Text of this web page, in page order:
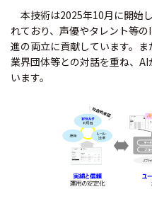
本技術は2025年10月に開始
れており、声優やタレント等
進の両立に貢献しています。
業界団体等との対話を重ね、
います。